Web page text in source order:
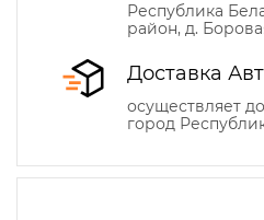
Республика
район, д.
Доставка
осуществляет
город